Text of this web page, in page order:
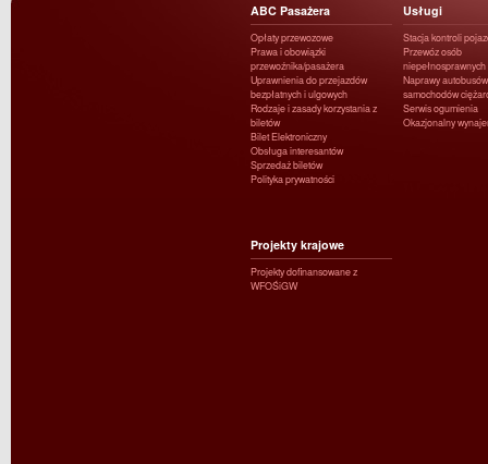
ABC Pasażera
Opłaty przewozowe
Prawa i obowiązki
przewoźnika/pasażera
Uprawnienia do przejazdów
bezpłatnych i ulgowych
Rodzaje i zasady korzystania z
biletów
Bilet Elektroniczny
Obsługa interesantów
Sprzedaż biletów
Polityka prywatności
Usługi
Stacja kontroli
Przewóz osób
niepełnosprawnych
Naprawy
samochodów
Serwis ogumienia
Okazjonalny
Projekty krajowe
Projekty dofinansowane z
WFOŚiGW